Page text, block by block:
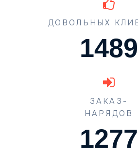
ДОВОЛЬНЫХ
1489
ЗАКАЗ-
НАРЯДОВ
1773